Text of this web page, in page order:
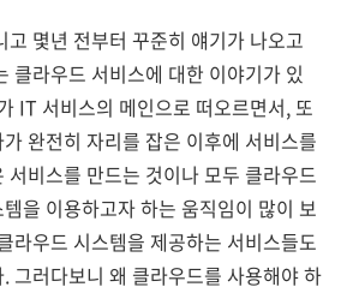
고 몇년 전부터 꾸준히 얘기가 나오고
클라우드 서비스에 대한 이야기가 있
IT 서비스의 메인으로 떠오르면서, 또
완전히 자리를 잡은 이후에 서비스를
서비스를 만드는 것이나 모두 클라우드
을 이용하고자 하는 움직임이 많이 보
라우드 시스템을 제공하는 서비스들도
그러다보니 왜 클라우드를 사용해야 하